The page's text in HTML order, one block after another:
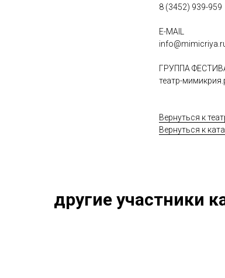
8 (3452) 939-959
E-MAIL
ГРУППА
театр-
Вернуться к
Вернуться к
другие участники